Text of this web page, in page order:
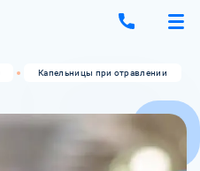
Капельницы при отравлении